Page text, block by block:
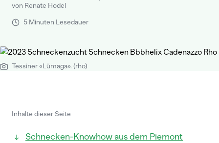
von Renate Hodel
5 Minuten Lesedauer
Tessiner «Lümaga». (rho)
Inhalte dieser Seite
Schnecken-Knowhow aus dem Piemont